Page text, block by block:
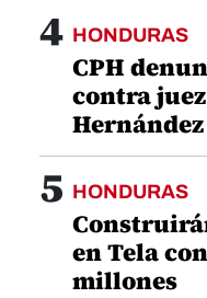
4 HONDURAS
CPH
contra
Hernández
5 HONDURAS
en Tela
millones